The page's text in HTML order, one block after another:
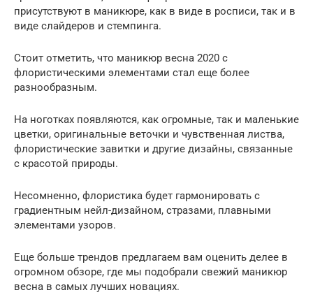
присутствуют в маникюре, как в виде в росписи, так и в
виде слайдеров и стемпинга.
Стоит отметить, что маникюр весна 2020 с
флористическими элементами стал еще более
разнообразным.
На ноготках появляются, как огромные, так и маленькие
цветки, оригинальные веточки и чувственная листва,
флористические завитки и другие дизайны, связанные
с красотой природы.
Несомненно, флористика будет гармонировать с
градиентным нейл-дизайном, стразами, плавными
элементами узоров.
Еще больше трендов предлагаем вам оценить делее в
огромном обзоре, где мы подобрали свежий маникюр
весна в самых лучших новациях.